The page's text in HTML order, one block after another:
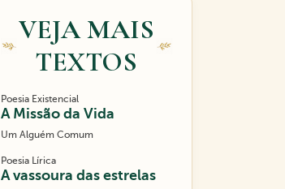
VEJA MAIS
TEXTOS
Poesia Existencial
A Missão da Vida
Um Alguém Comum
Poesia Lírica
A vassoura das estrelas